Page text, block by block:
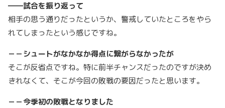
――試合を振り返って
相手の思う通りだったというか、警戒していたところをやら
れてしまったという感じですね。
－－シュートがなかなか得点に繋がらなかったが
そこが反省点ですね。特に前半チャンスだったのですが決め
きれなくて、そこが今回の敗戦の要因だったと思います。
－－今季初の敗戦となりました